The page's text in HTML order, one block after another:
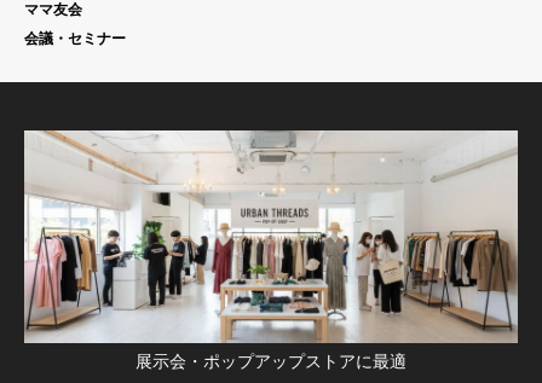
ママ友会
会議・セミナー
展示会・ポップアップストアに最適